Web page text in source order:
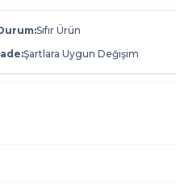
Sıfır Ürün
Şartlara Uygun Değişim